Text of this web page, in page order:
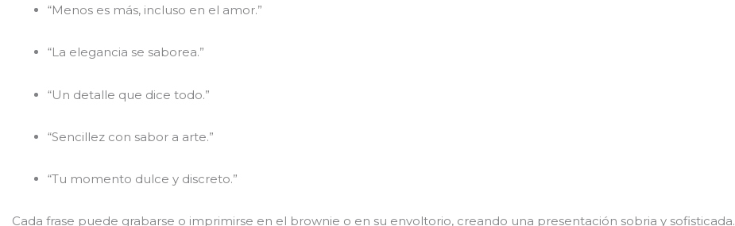
“Menos es más, incluso en el amor.”
“La elegancia se saborea.”
“Un detalle que dice todo.”
“Sencillez con sabor a arte.”
“Tu momento dulce y discreto.”
Cada frase puede grabarse o imprimirse en el brownie o en su envoltorio, creando una presentación sobria y sofisticada.